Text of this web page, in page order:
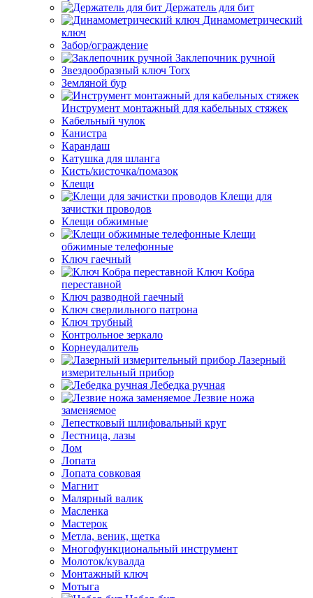
Держатель для бит
Динамометрический
ключ
Забор/ограждение
Заклепочник ручной
Звездообразный ключ Torx
Земляной бур
Инструмент монтажный для кабельных стяжек
Кабельный чулок
Канистра
Карандаш
Катушка для шланга
Кисть/кисточка/помазок
Клещи
Клещи для
зачистки проводов
Клещи обжимные
Клещи
обжимные телефонные
Ключ гаечный
Ключ Кобра
переставной
Ключ разводной гаечный
Ключ сверлильного патрона
Ключ трубный
Контрольное зеркало
Корнеудалитель
Лазерный
измерительный прибор
Лебедка ручная
Лезвие ножа
заменяемое
Лепестковый шлифовальный круг
Лестница, лазы
Лом
Лопата
Лопата совковая
Магнит
Малярный валик
Масленка
Мастерок
Метла, веник, щетка
Многофункциональный инструмент
Молоток/кувалда
Монтажный ключ
Мотыга